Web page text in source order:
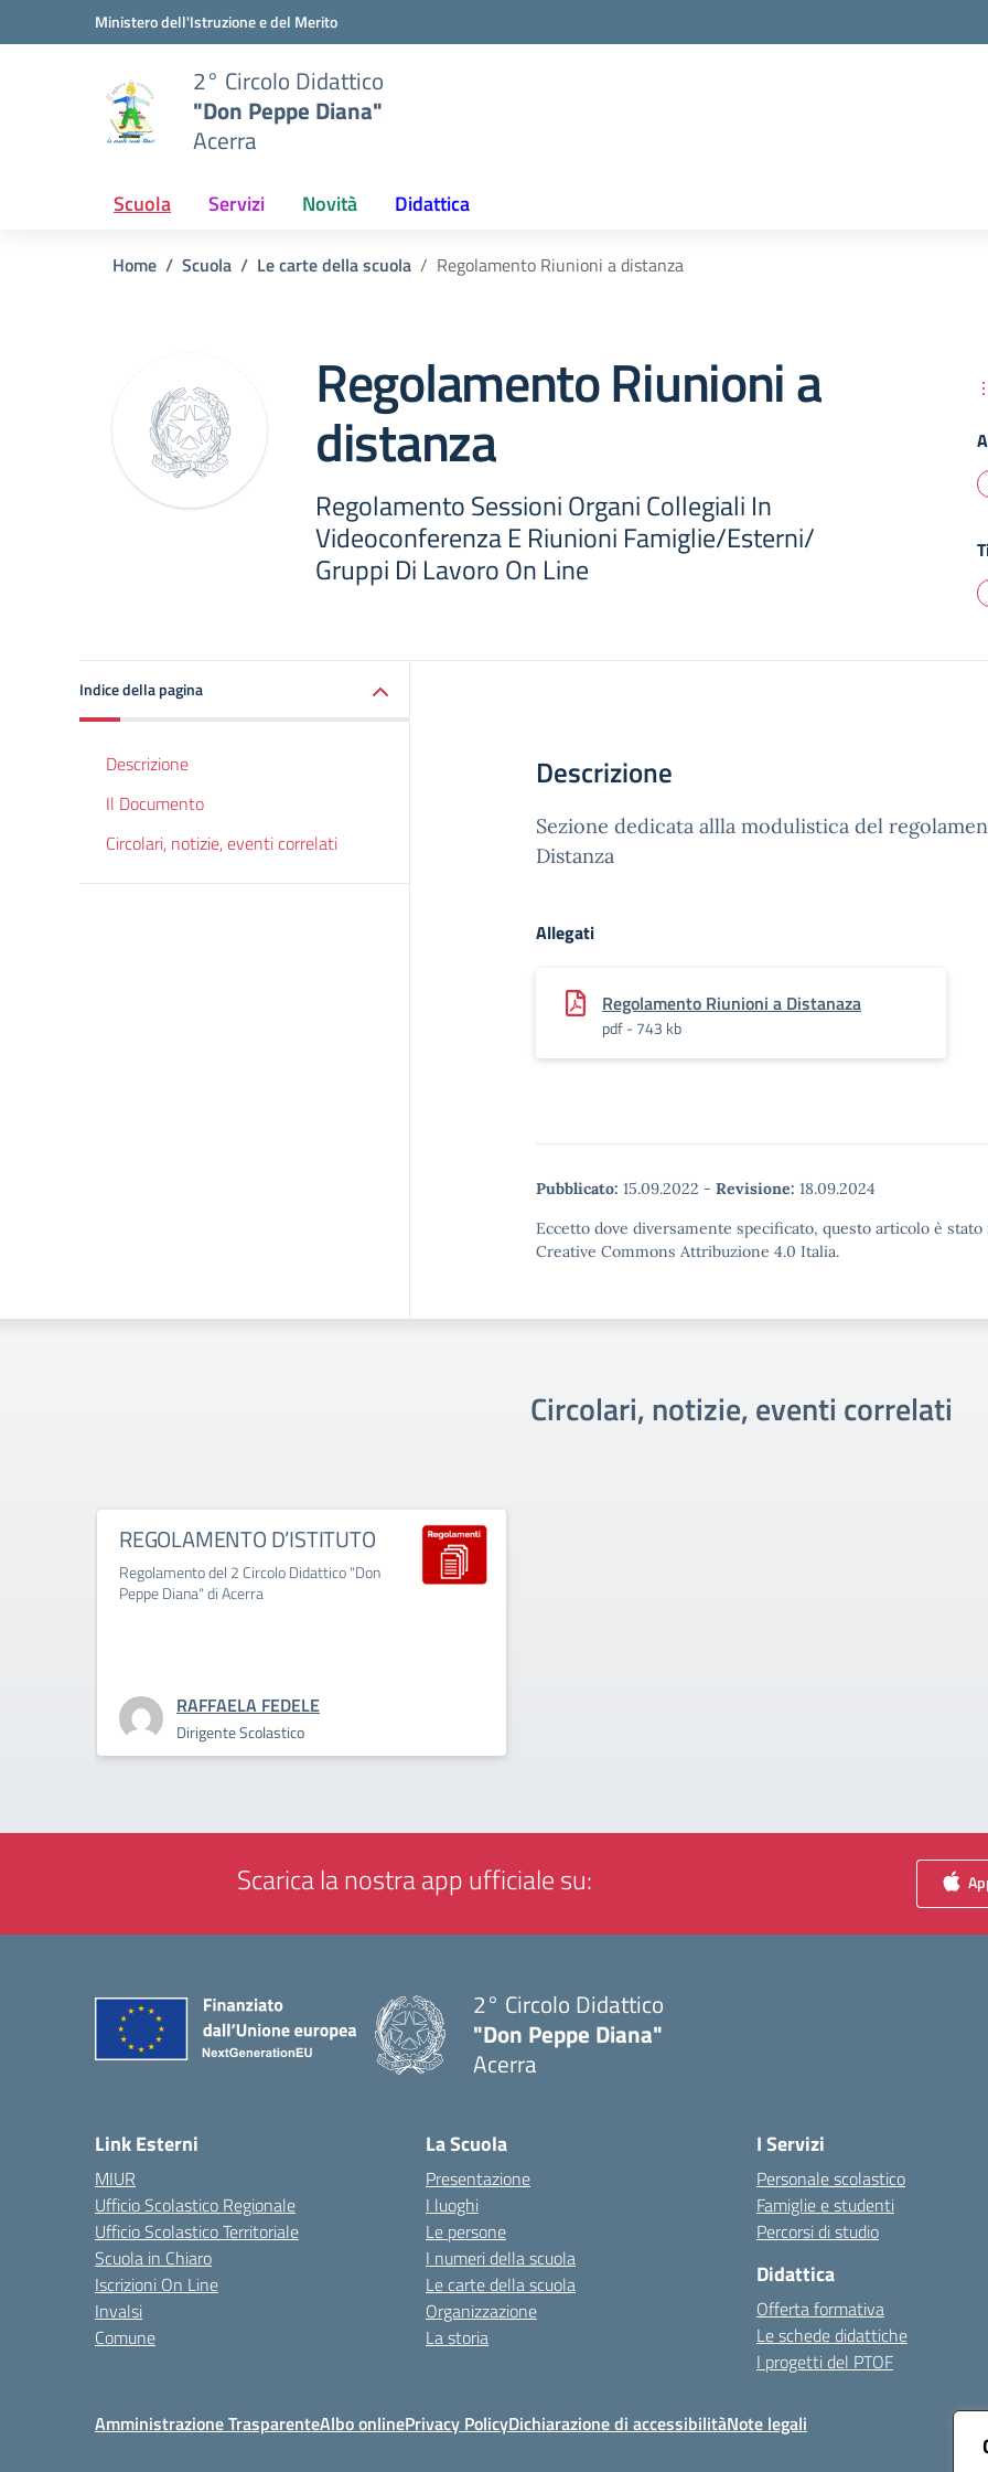
Vai ai contenuti
Vai al menu di navigazioneMinistero dell'Istruzione e del Merito
2° Circolo Didattico
"Don Peppe Diana"
Acerra
Scuola Servizi Novità Didattica
Home Scuola Le carte della scuola Regolamento Riunioni a distanza
Regolamento Riunioni a
distanza
Regolamento Sessioni Organi Collegiali In
Videoconferenza E Riunioni Famiglie/Esterni/
Gruppi Di Lavoro On Line
Indice della pagina
Descrizione
Il Documento
Circolari, notizie, eventi correlati
Descrizione
Sezione dedicata allla modulistica del
Distanza
Allegati
Regolamento Riunioni a Distanaza
pdf - 743 kb
Pubblicato: 15.09.2022 - Revisione: 18.09.2024
Eccetto dove diversamente specificato, questo articolo è
Creative Commons Attribuzione 4.0 Italia.
Circolari, notizie, eventi correlati
REGOLAMENTO D’ISTITUTO
Regolamento del 2 Circolo Didattico "Don
Peppe Diana" di Acerra
RAFFAELA FEDELE
Dirigente Scolastico
Scarica la nostra app ufficiale su:
2° Circolo Didattico
"Don Peppe Diana"
Acerra
Link Esterni
MIUR
Ufficio Scolastico Regionale
Ufficio Scolastico Territoriale
Scuola in Chiaro
Iscrizioni On Line
Invalsi
Comune
La Scuola
Presentazione
I luoghi
Le persone
I numeri della scuola
Le carte della scuola
Organizzazione
La storia
I Servizi
Personale scolastico
Famiglie e studenti
Percorsi di studio
Didattica
Offerta formativa
Le schede didattiche
I progetti del PTOF
Amministrazione TrasparenteAlbo onlinePrivacy PolicyDichiarazione di accessibilitàNote legali